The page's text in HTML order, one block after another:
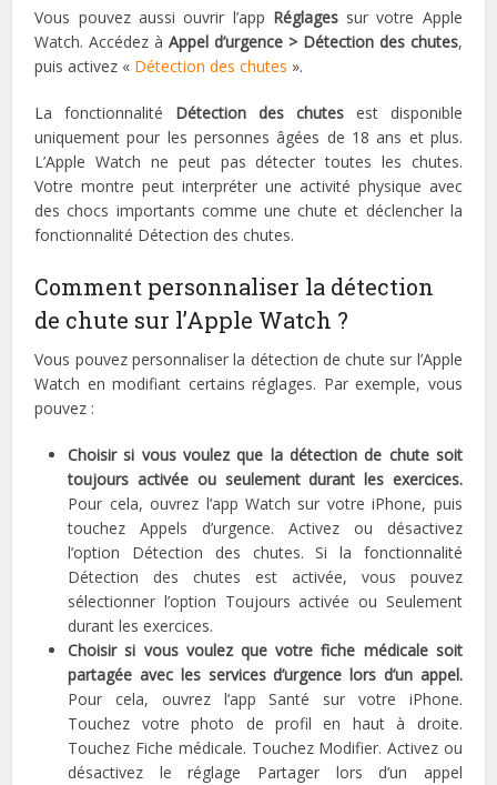
Vous pouvez aussi ouvrir l’app Réglagessur votre Apple
Watch. Accédez àAppel d’urgence > Détection des chutes,
puis activez « Détection des chutes ».
La fonctionnalité Détection des chutesest disponible
uniquement pour les personnes âgées de 18 ans et plus.
L’Apple Watch ne peut pas détecter toutes les chutes.
Votre montre peut interpréter une activité physique avec
des chocs importants comme une chute et déclencher la
fonctionnalité Détection des chutes.
Comment personnaliser la détection
de chute sur l’Apple Watch ?
Vous pouvez personnaliser la détection de chute sur l’Apple
Watch en modifiant certains réglages. Par exemple, vous
pouvez :
Choisir si vous voulez que la détection de chute soit
toujours activée ou seulement durant les exercices.
Pour cela, ouvrez l’app Watch sur votre iPhone, puis
touchez Appels d’urgence. Activez ou désactivez
l’option Détection des chutes. Si la fonctionnalité
Détection des chutes est activée, vous pouvez
sélectionner l’option Toujours activée ou Seulement
durant les exercices.
Choisir si vous voulez que votre fiche médicale soit
partagée avec les services d’urgence lors d’un appel.
Pour cela, ouvrez l’app Santé sur votre iPhone.
Touchez votre photo de profil en haut à droite.
Touchez Fiche médicale. Touchez Modifier. Activez ou
désactivez le réglage Partager lors d’un appel